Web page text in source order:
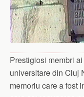
Prestigiosi membri
universitare din Cluj
memoriu care a fost